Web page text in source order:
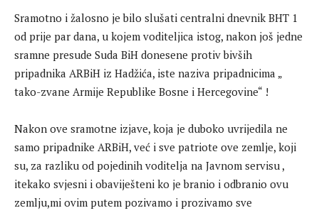
Sramotno i žalosno je bilo slušati centralni dnevnik BHT 1
od prije par dana, u kojem voditeljica istog, nakon još jedne
sramne presude Suda BiH donesene protiv bivših
pripadnika ARBiH iz Hadžića, iste naziva pripadnicima „
tako-zvane Armije Republike Bosne i Hercegovine“ !
Nakon ove sramotne izjave, koja je duboko uvrijedila ne
samo pripadnike ARBiH, već i sve patriote ove zemlje, koji
su, za razliku od pojedinih voditelja na Javnom servisu ,
itekako svjesni i obaviješteni ko je branio i odbranio ovu
zemlju,mi ovim putem pozivamo i prozivamo sve